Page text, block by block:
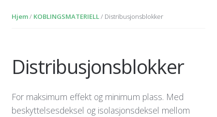
Hjem/ KOBLINGSMATERIELL/ Distribusjonsblokker
Distribusjonsblokker
For maksimum effekt og minimum plass. Med
beskyttelsesdeksel og isolasjonsdeksel mellom